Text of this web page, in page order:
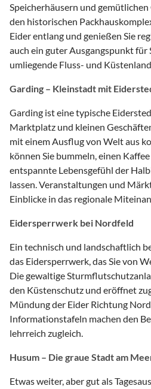
Speicherhäusern und gemütlichen
den historischen
Eider entlang und genießen Sie
auch ein guter Ausgangspunkt für
umliegende Fluss- und
Garding – Kleinstadt mit
Garding ist eine typische
Marktplatz und kleinen
mit einem Ausflug von Welt aus
können Sie bummeln, einen
entspannte Lebensgefühl der
lassen. Veranstaltungen und
Einblicke in das regionale
Eidersperrwerk bei Nordfeld
Ein technisch und landschaftlich
das Eidersperrwerk, das Sie von
Die gewaltige
den Küstenschutz und eröffnet
Mündung der Eider Richtung
Informationstafeln machen den
lehrreich zugleich.
Husum – Die graue Stadt am
Etwas weiter, aber gut als